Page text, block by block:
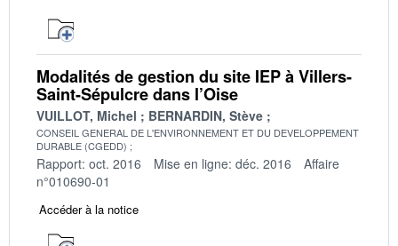
Modalités de gestion du site IEP à Villers-
Saint-Sépulcre dans l’Oise
VUILLOT, Michel BERNARDIN, Stève
CONSEIL GENERAL DE L'ENVIRONNEMENT ET DU DEVELOPPEMENT
DURABLE (CGEDD)
Rapport: oct. 2016 Mise en ligne: déc. 2016
Affaire
n°010690-01
Accéder à la notice